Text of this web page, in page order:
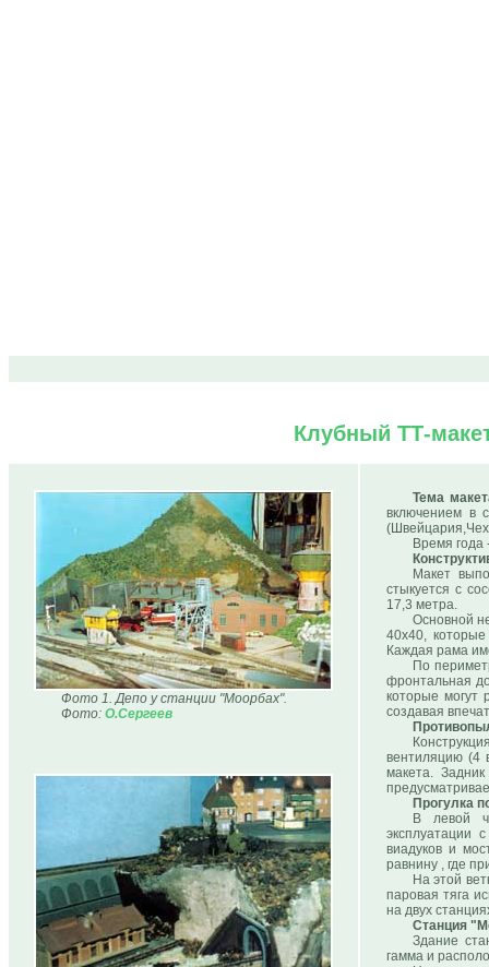
Клубный ТТ-
Фото 1. Депо у станции "Моорбах".
Фото: О.Сергеев
Тема
включением в
Время года
Макет
стыкуется с
17,3 метра.
Основной
40х40,
Каждая рама
По
фронтальная
которые
создавая
вентиляцию (4
макета.
Прогулка
В левой
эксплуатации
виадуков и
равнину , где
На этой
паровая тяга
на двух
Станция
Здание
гамма и